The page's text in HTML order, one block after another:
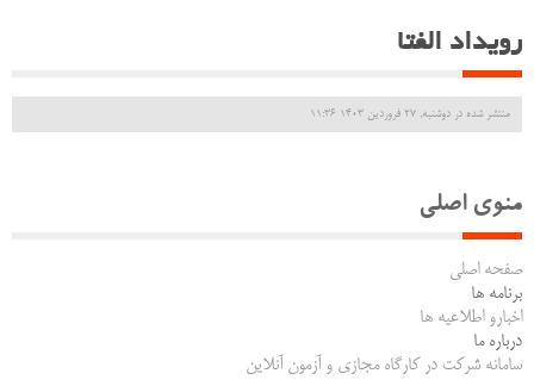
رویداد الفتا
منتشر شده در دوشنبه, 27 فروردين 1403 11:36
منوی اصلی
صفحه اصلی
برنامه ها
اخبارو اطلاعیه ها
درباره ما
سامانه شرکت در کارگاه مجازی و آزمون آنلاین